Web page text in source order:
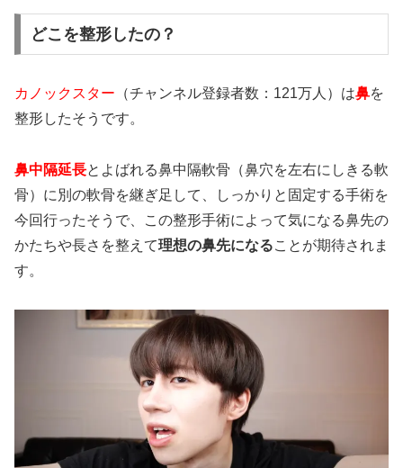
どこを整形したの？
カノックスター （チャンネル登録者数：121万人）は鼻を
整形したそうです。
鼻中隔延長とよばれる鼻中隔軟骨（鼻穴を左右にしきる軟
骨）に別の軟骨を継ぎ足して、しっかりと固定する手術を
今回行ったそうで、この整形手術によって気になる鼻先の
かたちや長さを整えて理想の鼻先になることが期待されま
す。